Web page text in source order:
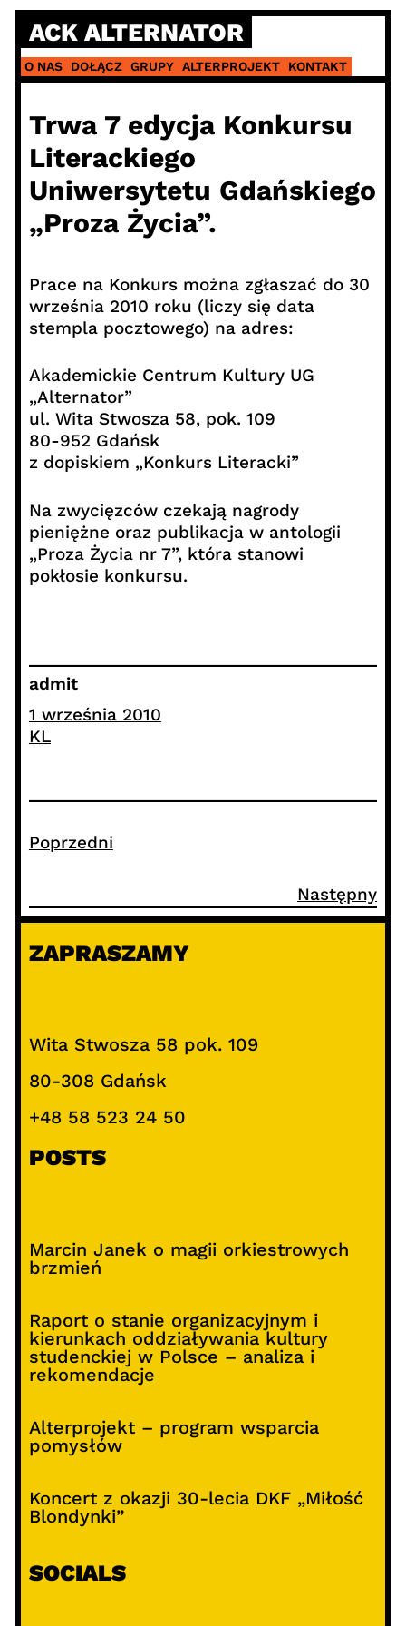
Skip
content
ACK ALTERNATOR
O NAS DOŁĄCZ GRUPY ALTERPROJEKT KONTAKT
Trwa 7 edycja Konkursu
Literackiego
Uniwersytetu Gdańskiego
„Proza Życia”.
Prace na Konkurs można zgłaszać do 30
września 2010 roku (liczy się data
stempla pocztowego) na adres:
Akademickie Centrum Kultury UG
„Alternator”
ul. Wita Stwosza 58, pok. 109
80-952 Gdańsk
z dopiskiem „Konkurs Literacki”
Na zwycięzców czekają nagrody
pieniężne oraz publikacja w antologii
„Proza Życia nr 7”, która stanowi
pokłosie konkursu.
admit
1 września 2010
KL
Poprzedni
Następny
ZAPRASZAMY
Wita Stwosza 58 pok. 109
80-308 Gdańsk
+48 58 523 24 50
POSTS
Marcin Janek o magii orkiestrowych
brzmień
Raport o stanie organizacyjnym i
kierunkach oddziaływania kultury
studenckiej w Polsce – analiza i
rekomendacje
Alterprojekt – program wsparcia
pomysłów
Koncert z okazji 30-lecia DKF „Miłość
Blondynki”
SOCIALS